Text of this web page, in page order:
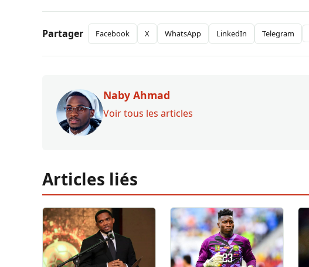
Partager Facebook X WhatsApp LinkedIn Telegram
Naby Ahmad
Voir tous les articles
Articles liés